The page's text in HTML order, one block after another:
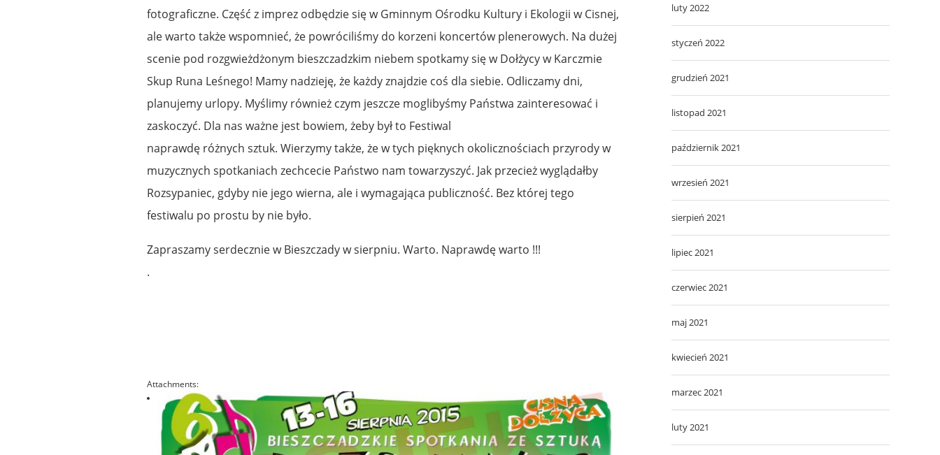
fotograficzne. Część z imprez odbędzie się w Gminnym Ośrodku Kultury i Ekologii w Cisnej,
ale warto także wspomnieć, że powróciliśmy do korzeni koncertów plenerowych. Na dużej
scenie pod rozgwieżdżonym bieszczadzkim niebem spotkamy się w Dołżycy w Karczmie
Skup Runa Leśnego! Mamy nadzieję, że każdy znajdzie coś dla siebie. Odliczamy dni,
planujemy urlopy. Myślimy również czym jeszcze moglibyśmy Państwa zainteresować i
zaskoczyć. Dla nas ważne jest bowiem, żeby był to Festiwal
naprawdę różnych sztuk. Wierzymy także, że w tych pięknych okolicznościach przyrody w
muzycznych spotkaniach zechcecie Państwo nam towarzyszyć. Jak przecież wyglądałby
Rozsypaniec, gdyby nie jego wierna, ale i wymagająca publiczność. Bez której tego
festiwalu po prostu by nie było.
Zapraszamy serdecznie w Bieszczady w sierpniu. Warto. Naprawdę warto !!!
.
luty 2022
styczeń 2022
grudzień 2021
listopad 2021
październik 2021
wrzesień 2021
sierpień 2021
lipiec 2021
czerwiec 2021
maj 2021
kwiecień 2021
marzec 2021
luty 2021